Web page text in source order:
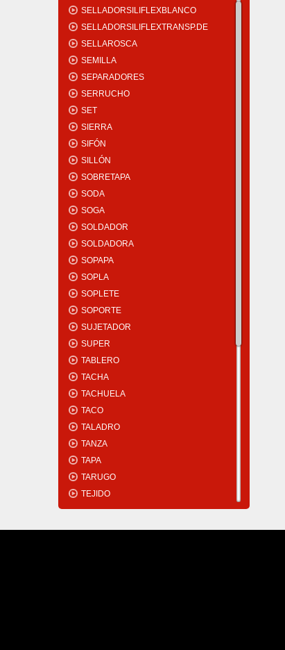
SELLADORSILIFLEXBLANCO
SELLADORSILIFLEXTRANSP.DE
SELLAROSCA
SEMILLA
SEPARADORES
SERRUCHO
SET
SIERRA
SIFÓN
SILLÓN
SOBRETAPA
SODA
SOGA
SOLDADOR
SOLDADORA
SOPAPA
SOPLA
SOPLETE
SOPORTE
SUJETADOR
SUPER
TABLERO
TACHA
TACHUELA
TACO
TALADRO
TANZA
TAPA
TARUGO
TEJIDO
TELA